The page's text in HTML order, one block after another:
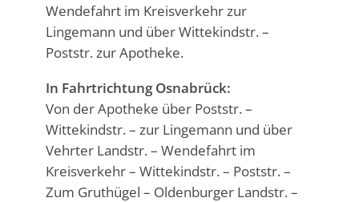
Wendefahrt im Kreisverkehr zur
Lingemann und über Wittekindstr. –
Poststr. zur Apotheke.
In Fahrtrichtung Osnabrück:
Von der Apotheke über Poststr. –
Wittekindstr. – zur Lingemann und über
Vehrter Landstr. – Wendefahrt im
Kreisverkehr – Wittekindstr. – Poststr. –
Zum Gruthügel – Oldenburger Landstr. –